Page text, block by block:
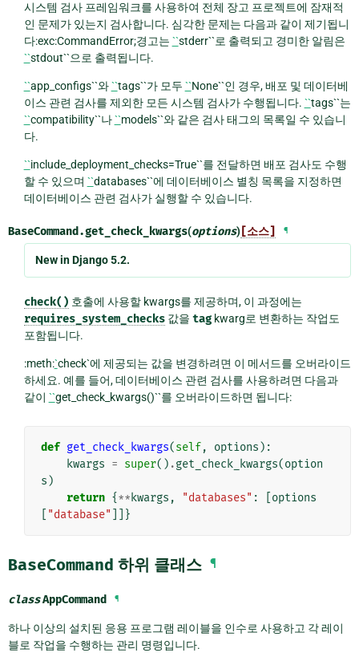
시스템 검사 프레임워크를 사용하여 전체 장고 프로젝트에 잠재적
인 문제가 있는지 검사합니다. 심각한 문제는 다음과 같이 제기됩니
다:exc:CommandError;경고는 ``stderr``로 출력되고 경미한 알림은
``stdout``으로 출력됩니다.
``app_configs``와``tags``가 모두 ``None``인 경우, 배포 및 데이터베
이스 관련 검사를 제외한 모든 시스템 검사가 수행됩니다. ``tags``는
``compatibility``나``models``와 같은 검사 태그의 목록일 수 있습니
다.
``include_deployment_checks=True``를 전달하면 배포 검사도 수행
할 수 있으며 ``databases``에 데이터베이스 별칭 목록을 지정하면
데이터베이스 관련 검사가 실행할 수 있습니다.
BaseCommand.get_check_kwargs(options) [소스] ¶
New in Django 5.2.
check() 호출에 사용할 kwargs를 제공하며, 이 과정에는
requires_system_checks값을 tagkwarg로 변환하는 작업도
포함됩니다.
:meth:`check`에 제공되는 값을 변경하려면 이 메서드를 오버라이드
하세요. 예를 들어, 데이터베이스 관련 검사를 사용하려면 다음과
같이 ``get_check_kwargs()``를 오버라이드하면 됩니다:
def get_check_kwargs(self, options ):
kwargs = super() .get_check_kwargs(option
s )
return {** kwargs , "databases" :
options
"database" ]]}
BaseCommand 하위 클래스 ¶
classAppCommand ¶
하나 이상의 설치된 응용 프로그램 레이블을 인수로 사용하고 각 레이
블로 작업을 수행하는 관리 명령입니다.